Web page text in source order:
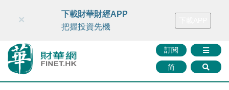
財華智庫網 FINTV FINMETA 財華證券 媒體矩陣
訂閱
简
×
下載財華財經APP
把握投資先機